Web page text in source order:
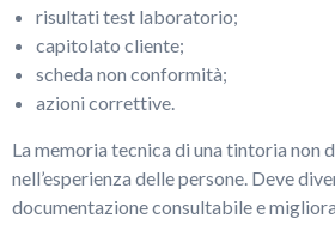
risultati test laboratorio;
capitolato cliente;
scheda non conformità;
azioni correttive.
La memoria tecnica di una tintoria non
nell’esperienza delle persone. Deve
documentazione consultabile e